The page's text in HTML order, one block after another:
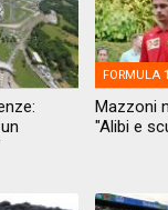
FORMULA 1
Mazzoni
"Alibi e